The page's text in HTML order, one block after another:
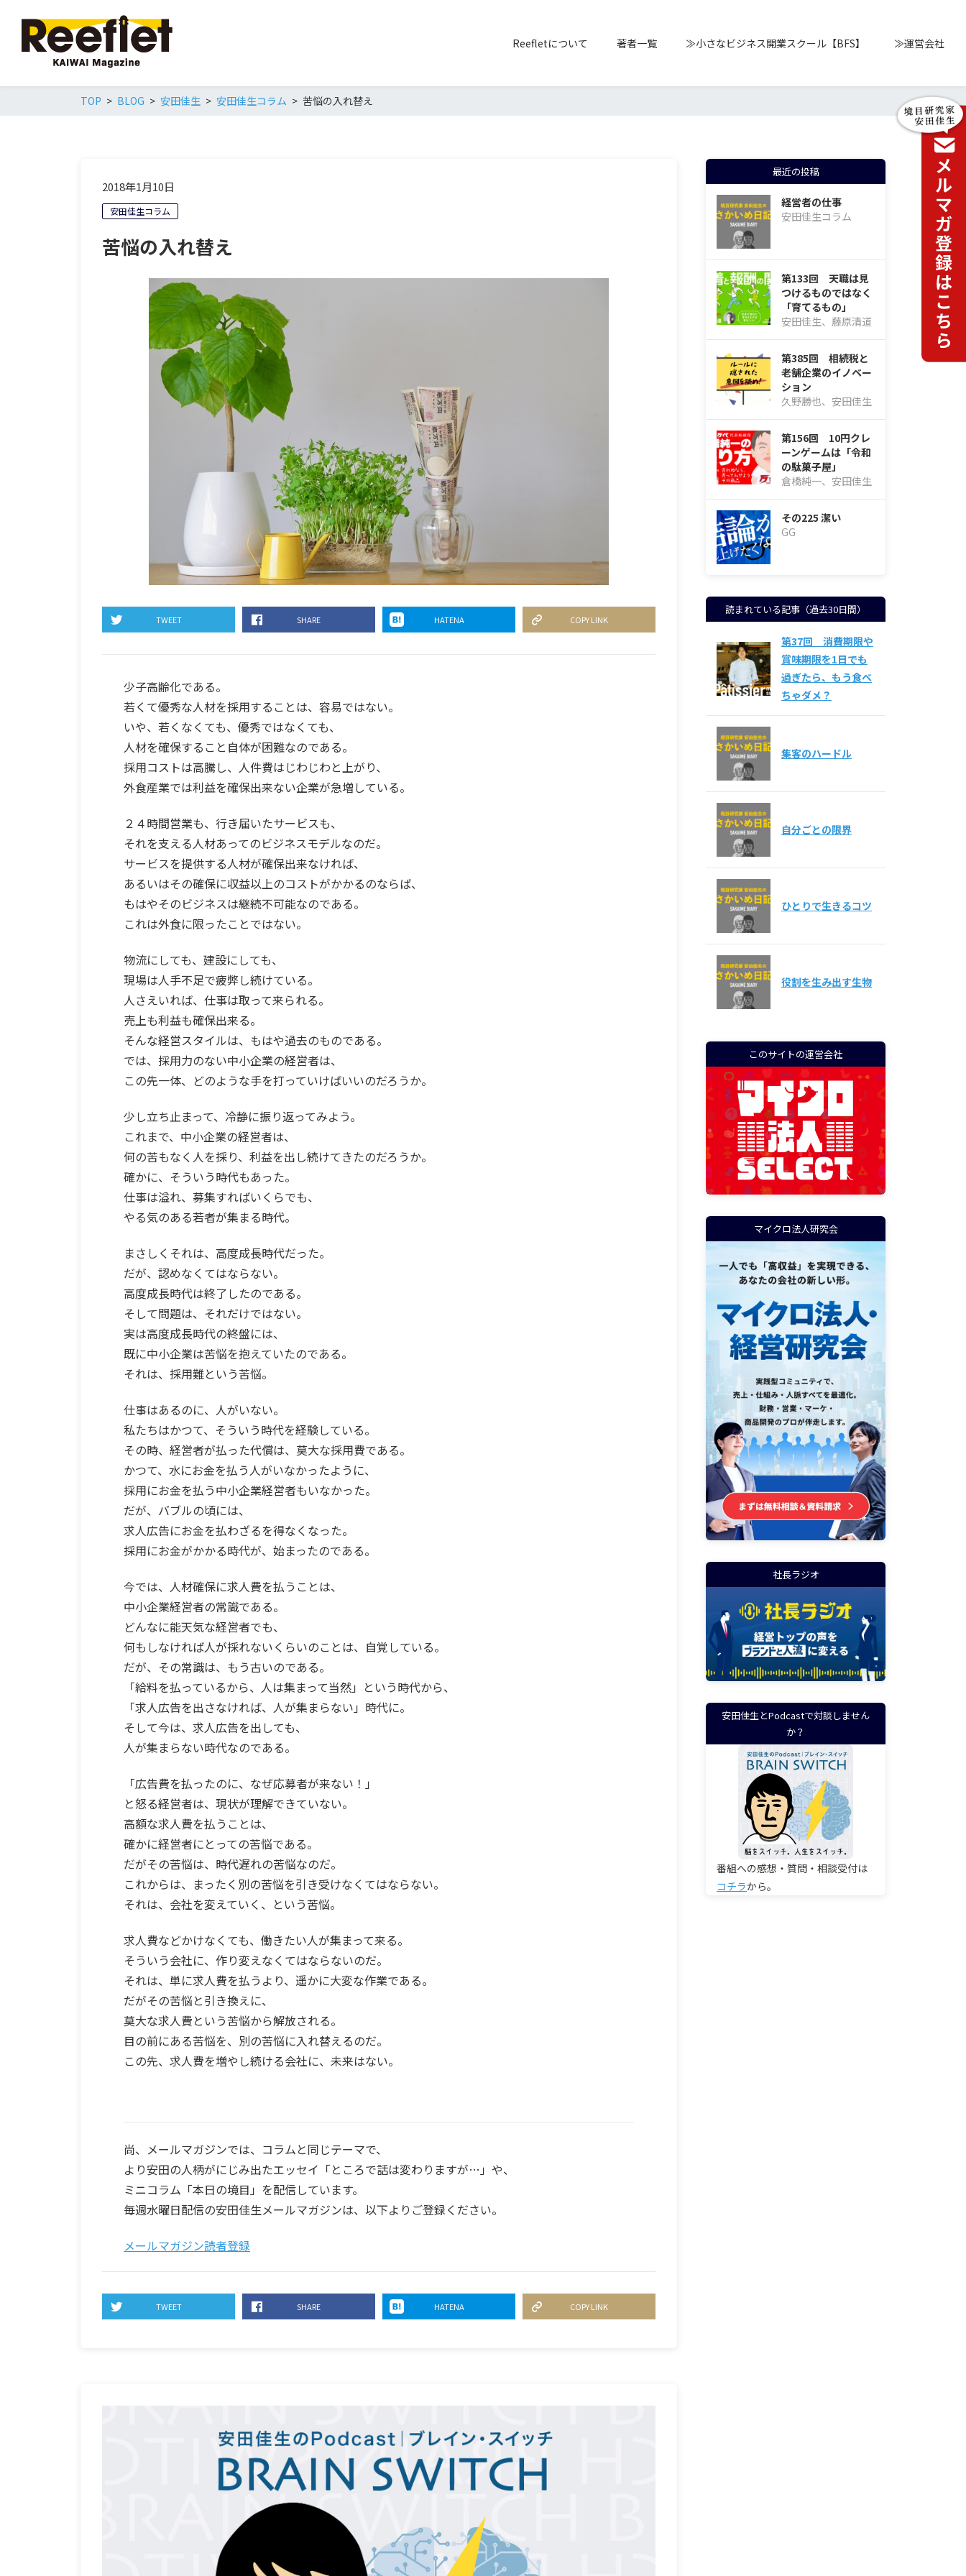
Reefletについて 著者一覧 ≫小さなビジネス開業スクール【BFS】 ≫運営会社
TOP BLOG 安田佳生 安田佳生コラム 苦悩の入れ替え
2018年1月10日
安田佳生コラム
苦悩の入れ替え
TWEET SHARE HATENA COPY LINK
少子高齢化である。
若くて優秀な人材を採用することは、容易ではない。
いや、若くなくても、優秀ではなくても、
人材を確保すること自体が困難なのである。
採用コストは高騰し、人件費はじわじわと上がり、
外食産業では利益を確保出来ない企業が急増している。
２４時間営業も、行き届いたサービスも、
それを支える人材あってのビジネスモデルなのだ。
サービスを提供する人材が確保出来なければ、
あるいはその確保に収益以上のコストがかかるのならば、
もはやそのビジネスは継続不可能なのである。
これは外食に限ったことではない。
物流にしても、建設にしても、
現場は人手不足で疲弊し続けている。
人さえいれば、仕事は取って来られる。
売上も利益も確保出来る。
そんな経営スタイルは、もはや過去のものである。
では、採用力のない中小企業の経営者は、
この先一体、どのような手を打っていけばいいのだろうか。
少し立ち止まって、冷静に振り返ってみよう。
これまで、中小企業の経営者は、
何の苦もなく人を採り、利益を出し続けてきたのだろうか。
確かに、そういう時代もあった。
仕事は溢れ、募集すればいくらでも、
やる気のある若者が集まる時代。
まさしくそれは、高度成長時代だった。
だが、認めなくてはならない。
高度成長時代は終了したのである。
そして問題は、それだけではない。
実は高度成長時代の終盤には、
既に中小企業は苦悩を抱えていたのである。
それは、採用難という苦悩。
仕事はあるのに、人がいない。
私たちはかつて、そういう時代を経験している。
その時、経営者が払った代償は、莫大な採用費である。
かつて、水にお金を払う人がいなかったように、
採用にお金を払う中小企業経営者もいなかった。
だが、バブルの頃には、
求人広告にお金を払わざるを得なくなった。
採用にお金がかかる時代が、始まったのである。
今では、人材確保に求人費を払うことは、
中小企業経営者の常識である。
どんなに能天気な経営者でも、
何もしなければ人が採れないくらいのことは、自覚している。
だが、その常識は、もう古いのである。
「給料を払っているから、人は集まって当然」という時代から、
「求人広告を出さなければ、人が集まらない」時代に。
そして今は、求人広告を出しても、
人が集まらない時代なのである。
「広告費を払ったのに、なぜ応募者が来ない！」
と怒る経営者は、現状が理解できていない。
高額な求人費を払うことは、
確かに経営者にとっての苦悩である。
だがその苦悩は、時代遅れの苦悩なのだ。
これからは、まったく別の苦悩を引き受けなくてはならない。
それは、会社を変えていく、という苦悩。
求人費などかけなくても、働きたい人が集まって来る。
そういう会社に、作り変えなくてはならないのだ。
それは、単に求人費を払うより、遥かに大変な作業である。
だがその苦悩と引き換えに、
莫大な求人費という苦悩から解放される。
目の前にある苦悩を、別の苦悩に入れ替えるのだ。
この先、求人費を増やし続ける会社に、未来はない。
尚、メールマガジンでは、コラムと同じテーマで、
より安田の人柄がにじみ出たエッセイ「ところで話は変わりますが…」や、
ミニコラム「本日の境目」を配信しています。
毎週水曜日配信の安田佳生メールマガジンは、以下よりご登録ください。
メールマガジン読者登録
TWEET SHARE HATENA COPY LINK
最近の投稿
経営者の仕事
安田佳生コラム
第133回 天職は見
つけるものではなく
「育てるもの」
安田佳生、藤原清道
第385回 相続税と
老舗企業のイノベー
ション
久野勝也、安田佳生
第156回 10円クレ
ーンゲームは「令和
の駄菓子屋」
倉橋純一、安田佳生
その225 潔い
GG
読まれている記事（過去30日間）
第37回 消費期限や
賞味期限を1日でも
過ぎたら、もう食べ
ちゃダメ？
集客のハードル
自分ごとの限界
ひとりで生きるコツ
役割を生み出す生物
このサイトの運営会社
マイクロ法人研究会
社長ラジオ
安田佳生とPodcastで対談しません
か？
番組への感想・質問・相談受付は
コチラから。